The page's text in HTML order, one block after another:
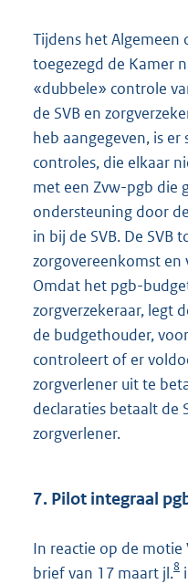
Tijdens het Algemeen
toegezegd de Kamer
«dubbele» controle
de SVB en
heb aangegeven, is
controles, die elkaar
met een Zvw-pgb die
ondersteuning door
in bij de SVB. De SVB
zorgovereenkomst en
Omdat het pgb-
zorgverzekeraar, legt
de budgethouder,
controleert of er
zorgverlener uit te
declaraties betaalt de
zorgverlener.
7. Pilot integraal
In reactie op de motie
brief van 17 maart jl.8